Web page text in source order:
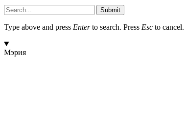
Submit
Type above and press Enterto search. Press Esc to cancel.
Мэрия